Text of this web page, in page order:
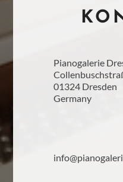
Pianogalerie
01324 Dresden
Germany